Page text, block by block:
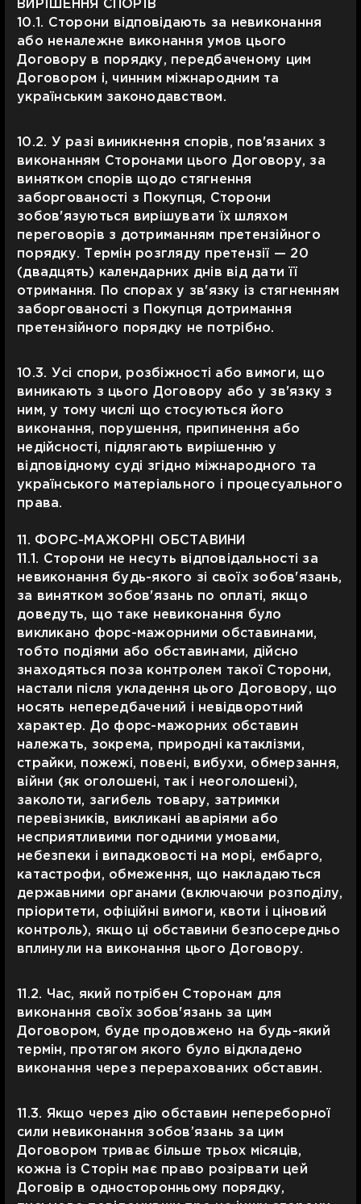
ВИРІШЕННЯ СПОРІВ
10.1. Сторони відповідають за невиконання
або неналежне виконання умов цього
Договору в порядку, передбаченому цим
Договором і, чинним міжнародним та
українським законодавством.
10.2. У разі виникнення спорів, пов'язаних з
виконанням Сторонами цього Договору, за
винятком спорів щодо стягнення
заборгованості з Покупця, Сторони
зобов'язуються вирішувати їх шляхом
переговорів з дотриманням претензійного
порядку. Термін розгляду претензії — 20
(двадцять) календарних днів від дати її
отримання. По спорах у зв'язку із стягненням
заборгованості з Покупця дотримання
претензійного порядку не потрібно.
10.3. Усі спори, розбіжності або вимоги, що
виникають з цього Договору або у зв'язку з
ним, у тому числі що стосуються його
виконання, порушення, припинення або
недійсності, підлягають вирішенню у
відповідному суді згідно міжнародного та
українського матеріального і процесуального
права.
11. ФОРС-МАЖОРНІ ОБСТАВИНИ
11.1. Сторони не несуть відповідальності за
невиконання будь-якого зі своїх зобов'язань,
за винятком зобов'язань по оплаті, якщо
доведуть, що таке невиконання було
викликано форс-мажорними обставинами,
тобто подіями або обставинами, дійсно
знаходяться поза контролем такої Сторони,
настали після укладення цього Договору, що
носять непередбачений і невідворотний
характер. До форс-мажорних обставин
належать, зокрема, природні катаклізми,
страйки, пожежі, повені, вибухи, обмерзання,
війни (як оголошені, так і неоголошені),
заколоти, загибель товару, затримки
перевізників, викликані аваріями або
несприятливими погодними умовами,
небезпеки і випадковості на морі, ембарго,
катастрофи, обмеження, що накладаються
державними органами (включаючи розподілу,
пріоритети, офіційні вимоги, квоти і ціновий
контроль), якщо ці обставини безпосередньо
вплинули на виконання цього Договору.
11.2. Час, який потрібен Сторонам для
виконання своїх зобов'язань за цим
Договором, буде продовжено на будь-який
термін, протягом якого було відкладено
виконання через перерахованих обставин.
11.3. Якщо через дію обставин непереборної
сили невиконання зобов’язань за цим
Договором триває більше трьох місяців,
кожна із Сторін має право розірвати цей
Договір в односторонньому порядку,